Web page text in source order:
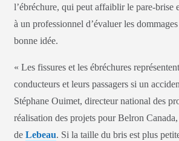
l’ébréchure, qui peut affaiblir le pare-brise
à un professionnel d’évaluer les
bonne idée.
« Les fissures et les ébréchures
conducteurs et leurs passagers si un
Stéphane Ouimet, directeur national des
réalisation des projets pour Belron
de Lebeau. Si la taille du bris est plus